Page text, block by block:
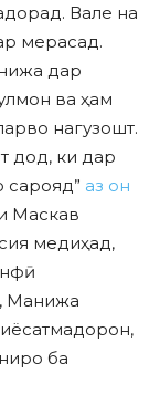
Вале на
мерасад.
дар
ва ҳам
нагузошт.
дод, ки дар
сарояд” аз он
Маскав
медиҳад,
Манижа
ба